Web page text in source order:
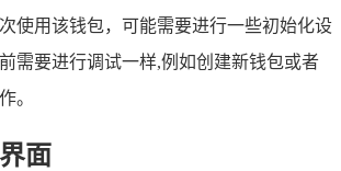
使用该钱包，可能需要进行一些初始化设
需要进行调试一样,例如创建新钱包或者
。
面